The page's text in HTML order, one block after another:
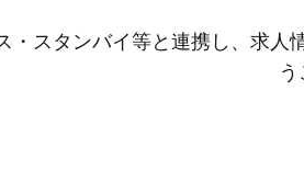
・スタンバイ等と連携し、求